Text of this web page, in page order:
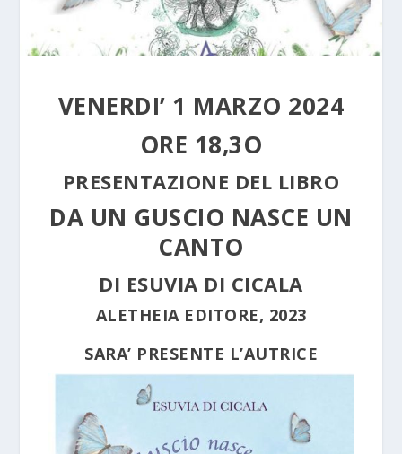
VENERDI’ 1 MARZO 2024
ORE 18,3O
PRESENTAZIONE DEL LIBRO
DA UN GUSCIO NASCE UN
CANTO
DI ESUVIA DI CICALA
ALETHEIA EDITORE, 2023
SARA’ PRESENTE L’AUTRICE